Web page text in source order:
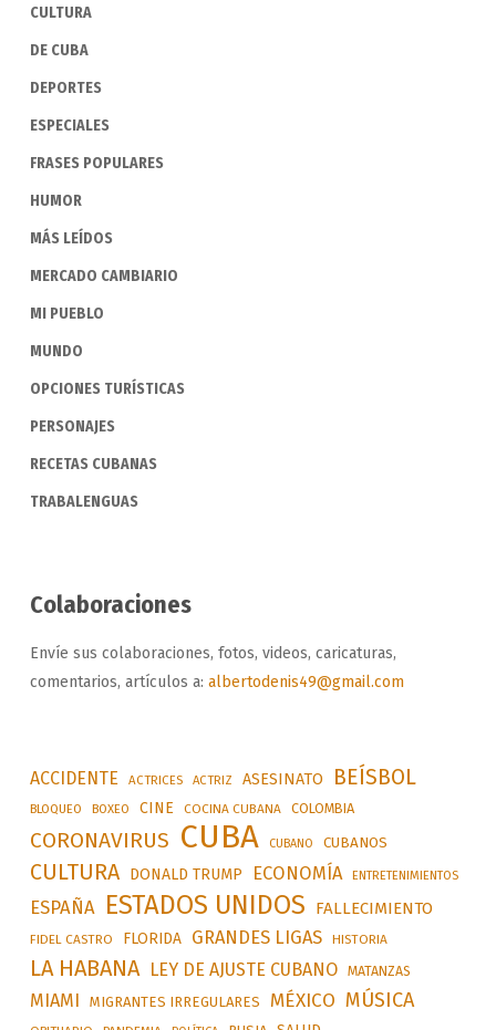
CULTURA
DE CUBA
DEPORTES
ESPECIALES
FRASES POPULARES
HUMOR
MÁS LEÍDOS
MERCADO CAMBIARIO
MI PUEBLO
MUNDO
OPCIONES TURÍSTICAS
PERSONAJES
RECETAS CUBANAS
TRABALENGUAS
Colaboraciones
Envíe sus colaboraciones, fotos, videos, caricaturas,
comentarios, artículos a: albertodenis49@gmail.com
ACCIDENTE ACTRICES ACTRIZ ASESINATO BEÍSBOL
BLOQUEO BOXEO CINE COCINA CUBANA COLOMBIA
CORONAVIRUS CUBA CUBANO CUBANOS
CULTURA DONALD TRUMP ECONOMÍA ENTRETENIMIENTOS
ESPAÑA ESTADOS UNIDOS FALLECIMIENTO
FIDEL CASTRO FLORIDA GRANDES LIGAS HISTORIA
LA HABANA LEY DE AJUSTE CUBANO MATANZAS
MIAMI MIGRANTES IRREGULARES MÉXICO MÚSICA